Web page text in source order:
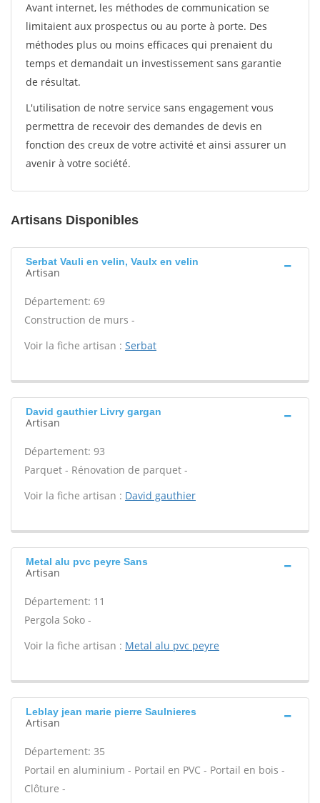
Avant internet, les méthodes de communication se
limitaient aux prospectus ou au porte à porte. Des
méthodes plus ou moins efficaces qui prenaient du
temps et demandait un investissement sans garantie
de résultat.
L'utilisation de notre service sans engagement vous
permettra de recevoir des demandes de devis en
fonction des creux de votre activité et ainsi assurer un
avenir à votre société.
Artisans Disponibles
Serbat Vauli en velin, Vaulx en velin
Artisan
Département: 69
Construction de murs -
Voir la fiche artisan : Serbat
David gauthier Livry gargan
Artisan
Département: 93
Parquet - Rénovation de parquet -
Voir la fiche artisan : David gauthier
Metal alu pvc peyre Sans
Artisan
Département: 11
Pergola Soko -
Voir la fiche artisan : Metal alu pvc peyre
Leblay jean marie pierre Saulnieres
Artisan
Département: 35
Portail en aluminium - Portail en PVC - Portail en bois -
Clôture -